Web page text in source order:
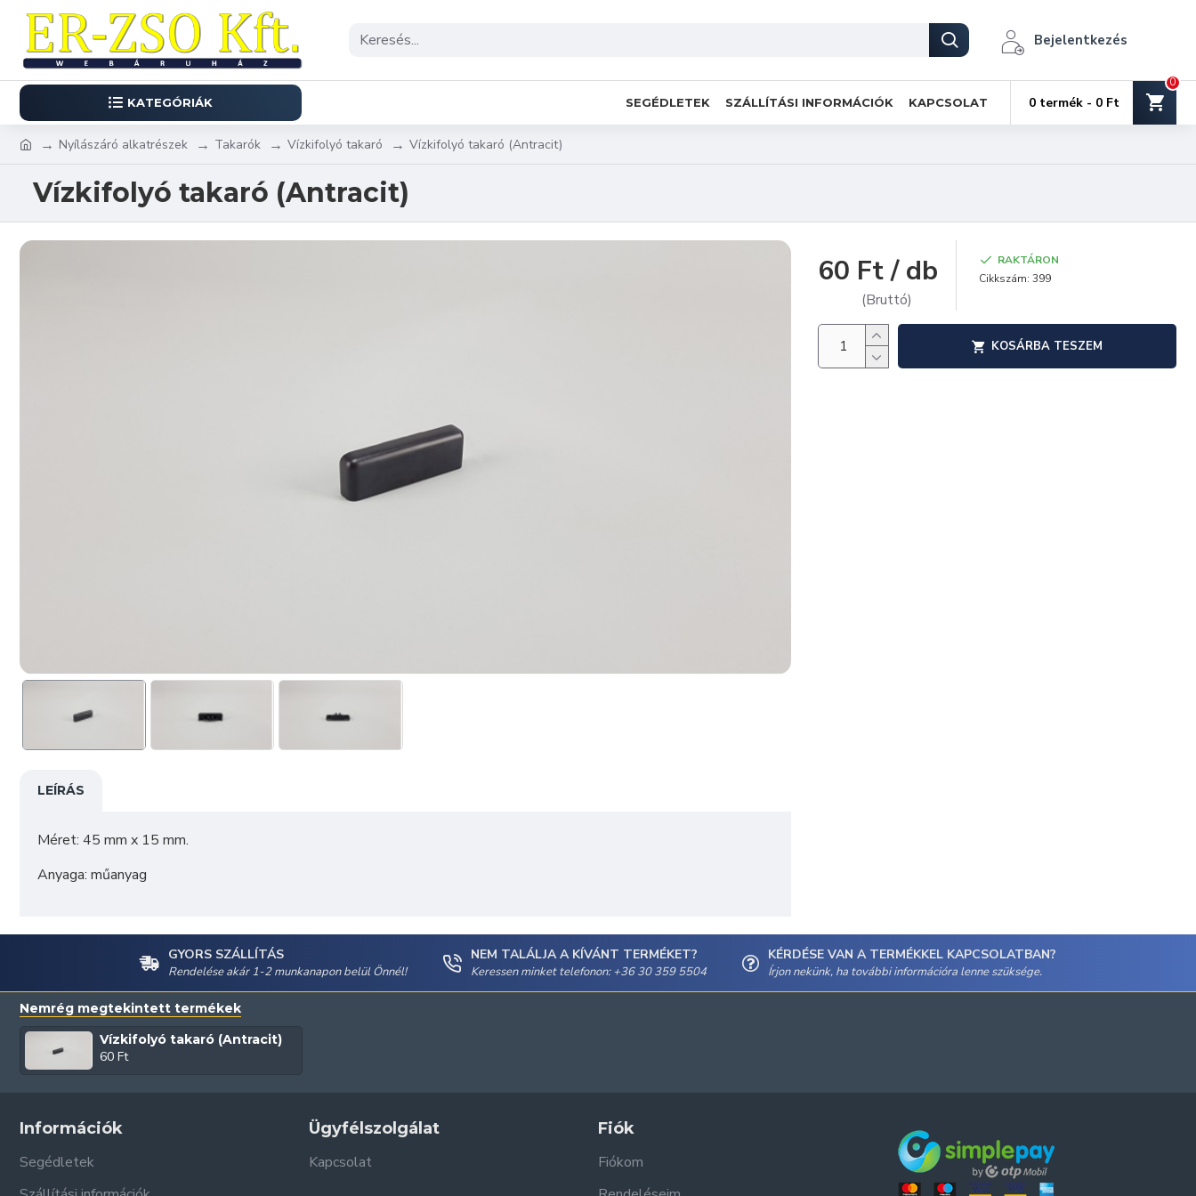
Bejelentkezés
KATEGÓRIÁK SEGÉDLETEK SZÁLLÍTÁSI INFORMÁCIÓK KAPCSOLAT 0 termék - 0 Ft
0
Nyílászáró alkatrészek Takarók Vízkifolyó takaró Vízkifolyó takaró (Antracit)
Vízkifolyó takaró (Antracit)
LEÍRÁS
Méret: 45 mm x 15 mm.
Anyaga: műanyag
60 Ft / db
(Bruttó)
RAKTÁRON
Cikkszám: 399
KOSÁRBA TESZEM
GYORS SZÁLLÍTÁS
Rendelése akár 1-2 munkanapon belül Önnél!
NEM TALÁLJA A KÍVÁNT TERMÉKET?
Keressen minket telefonon: +36 30 359 5504
KÉRDÉSE VAN A TERMÉKKEL KAPCSOLATBAN?
Írjon nekünk, ha további információra lenne szüksége.
Nemrég megtekintett termékek
Vízkifolyó takaró (Antracit)
60 Ft
Információk
Segédletek
Ügyfélszolgálat
Kapcsolat
Fiók
Fiókom